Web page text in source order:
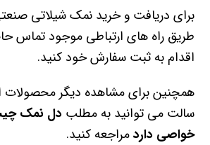
برای دریافت و خرید نمک شیلاتی
طریق راه های ارتباطی موجود تماس
اقدام به ثبت سفارش خود کنید.
همچنین برای مشاهده دیگر محصولات
سالت می توانید به مطلب دل نمک
خواصی داردمراجعه کنید.